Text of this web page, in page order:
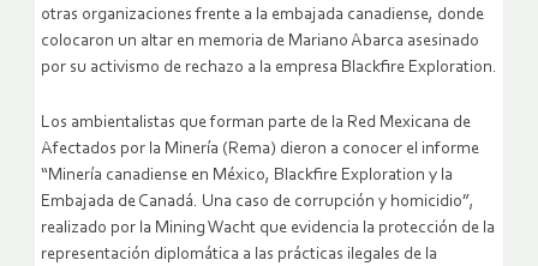
otras organizaciones frente a la embajada canadiense, donde
colocaron un altar en memoria de Mariano Abarca asesinado
por su activismo de rechazo a la empresa Blackfire Exploration.
Los ambientalistas que forman parte de la Red Mexicana de
Afectados por la Minería (Rema) dieron a conocer el informe
“Minería canadiense en México, Blackfire Exploration y la
Embajada de Canadá. Una caso de corrupción y homicidio”,
realizado por la Mining Wacht que evidencia la protección de la
representación diplomática a las prácticas ilegales de la